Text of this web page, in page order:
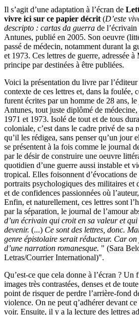
Il s’agit d’une adaptation à l’écran de
vivre ici sur ce papier décrit (D’este
descripto : cartas da guerra de
Antunes, publié en 2005. Son oeuvre
passé de médecin, notamment durant la
et 1973. Ces lettres de guerre, adressée à
principe par destinées à être publiées.
Voici la présentation du livre par
contexte de ces lettres et, dans la foulée,
furent écrites par un homme de 28 ans,
Antunes, tout juste diplômé de
1971 et 1973. Isolé de tout et de tous
coloniale, c’est dans le cadre privé de sa
qu’il les rédigea, sans penser qu’un jour
se présentent à la fois comme le journal
par le désir de construire une oeuvre
quotidien d’une guerre aussi instable et
tropical. Elles foisonnent d’évocations
portraits psychologiques des militaires et
et de confidences passionnées où
Enfin, et naturellement, ces lettres sont
par la séparation, le journal de l’amour
d’un écrivain qui croit en sa valeur et
devenir. (...) Ce sont des lettres, donc.
genre épistolaire serait réducteur. Car
d’une narration romanesque. " (Sara
Letras/Courrier International)".
Qu’est-ce que cela donne à l’écran ?
images très contrastées, denses et de
point de risquer de perdre l’arrière-fond
violence. On ne peut q’adhérer devant
voir. Ensuite, il y a la lecture des lettres